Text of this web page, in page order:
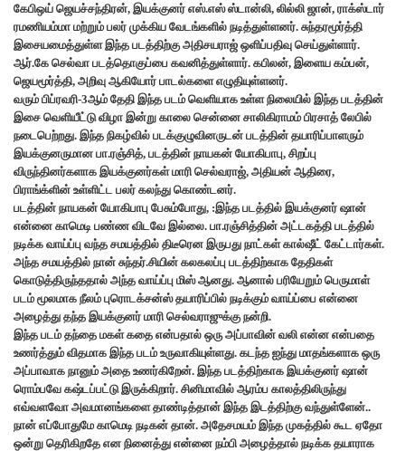
கேபிஒய் ஜெயச்சந்திரன், இயக்குனர் எஸ்.எஸ் ஸ்டான்லி, லில்லி ஜான், ராக்ஸ்டார்
ரமணியம்மா மற்றும் பலர் முக்கிய வேடங்களில் நடித்துள்ளனர். சுந்தரமூர்த்தி
இசையமைத்துள்ள இந்த படத்திற்கு அதிசயராஜ் ஒளிப்பதிவு செய்துள்ளார்.
ஆர்.கே செல்வா படத்தொகுப்பை கவனித்துள்ளார். கபிலன், இளைய கம்பன்,
ஜெயமூர்த்தி, அறிவு ஆகியோர் பாடல்களை எழுதியுள்ளனர்.
வரும் பிப்ரவரி-3ஆம் தேதி இந்த படம் வெளியாக உள்ள நிலையில் இந்த படத்தின்
இசை வெளியீட்டு விழா இன்று காலை சென்னை சாலிகிராமம் பிரசாத் லேபில்
நடைபெற்றது. இந்த நிகழ்வில் படக்குழுவினருடன் படத்தின் தயாரிப்பாளரும்
இயக்குனருமான பா.ரஞ்சித், படத்தின் நாயகன் யோகிபாபு, சிறப்பு
விருந்தினர்களாக இயக்குனர்கள் மாரி செல்வராஜ், அதியன் ஆதிரை,
பிராங்க்ளின் உள்ளிட்ட பலர் கலந்து கொண்டனர்.
படத்தின் நாயகன் யோகிபாபு பேசும்போது, :இந்த படத்தில் இயக்குனர் ஷான்
என்னை காமெடி பண்ண விடவே இல்லை. பா.ரஞ்சித்தின் அட்டகத்தி படத்தில்
நடிக்க வாய்ப்பு வந்த சமயத்தில் திடீரென இருபது நாட்கள் கால்ஷீட் கேட்டார்கள்.
அந்த சமயத்தில் நான் சுந்தர்.சியின் கலகலப்பு படத்திற்காக தேதிகள்
கொடுத்திருந்ததால் அந்த வாய்ப்பு மிஸ் ஆனது. ஆனால் பரியேறும் பெருமாள்
படம் மூலமாக நீலம் புரொடக்சன்ஸ் தயாரிப்பில் நடிக்கும் வாய்ப்பை என்னை
அழைத்து தந்த இயக்குனர் மாரி செல்வராஜுக்கு நன்றி.
இந்த படம் தந்தை மகள் கதை என்பதால் ஒரு அப்பாவின் வலி என்ன என்பதை
உணர்த்தும் விதமாக இந்த படம் உருவாகியுள்ளது. கடந்த ஐந்து மாதங்களாக ஒரு
அப்பாவாக நானும் அதை உணர்கிறேன். இந்த படத்திற்காக இயக்குனர் ஷான்
ரொம்பவே கஷ்டப்பட்டு இருக்கிறார். சினிமாவில் ஆரம்ப காலத்திலிருந்து
எவ்வளவோ அவமானங்களை தாண்டித்தான் இந்த இடத்திற்கு வந்துள்ளேன்..
நான் எப்போதுமே காமெடி நடிகன் தான். அதேசமயம் இந்த முகத்தில் கூட ஏதோ
ஒன்று தெரிகிறதே என நினைத்து என்னை நம்பி அழைத்தால் நடிக்க தயாராக